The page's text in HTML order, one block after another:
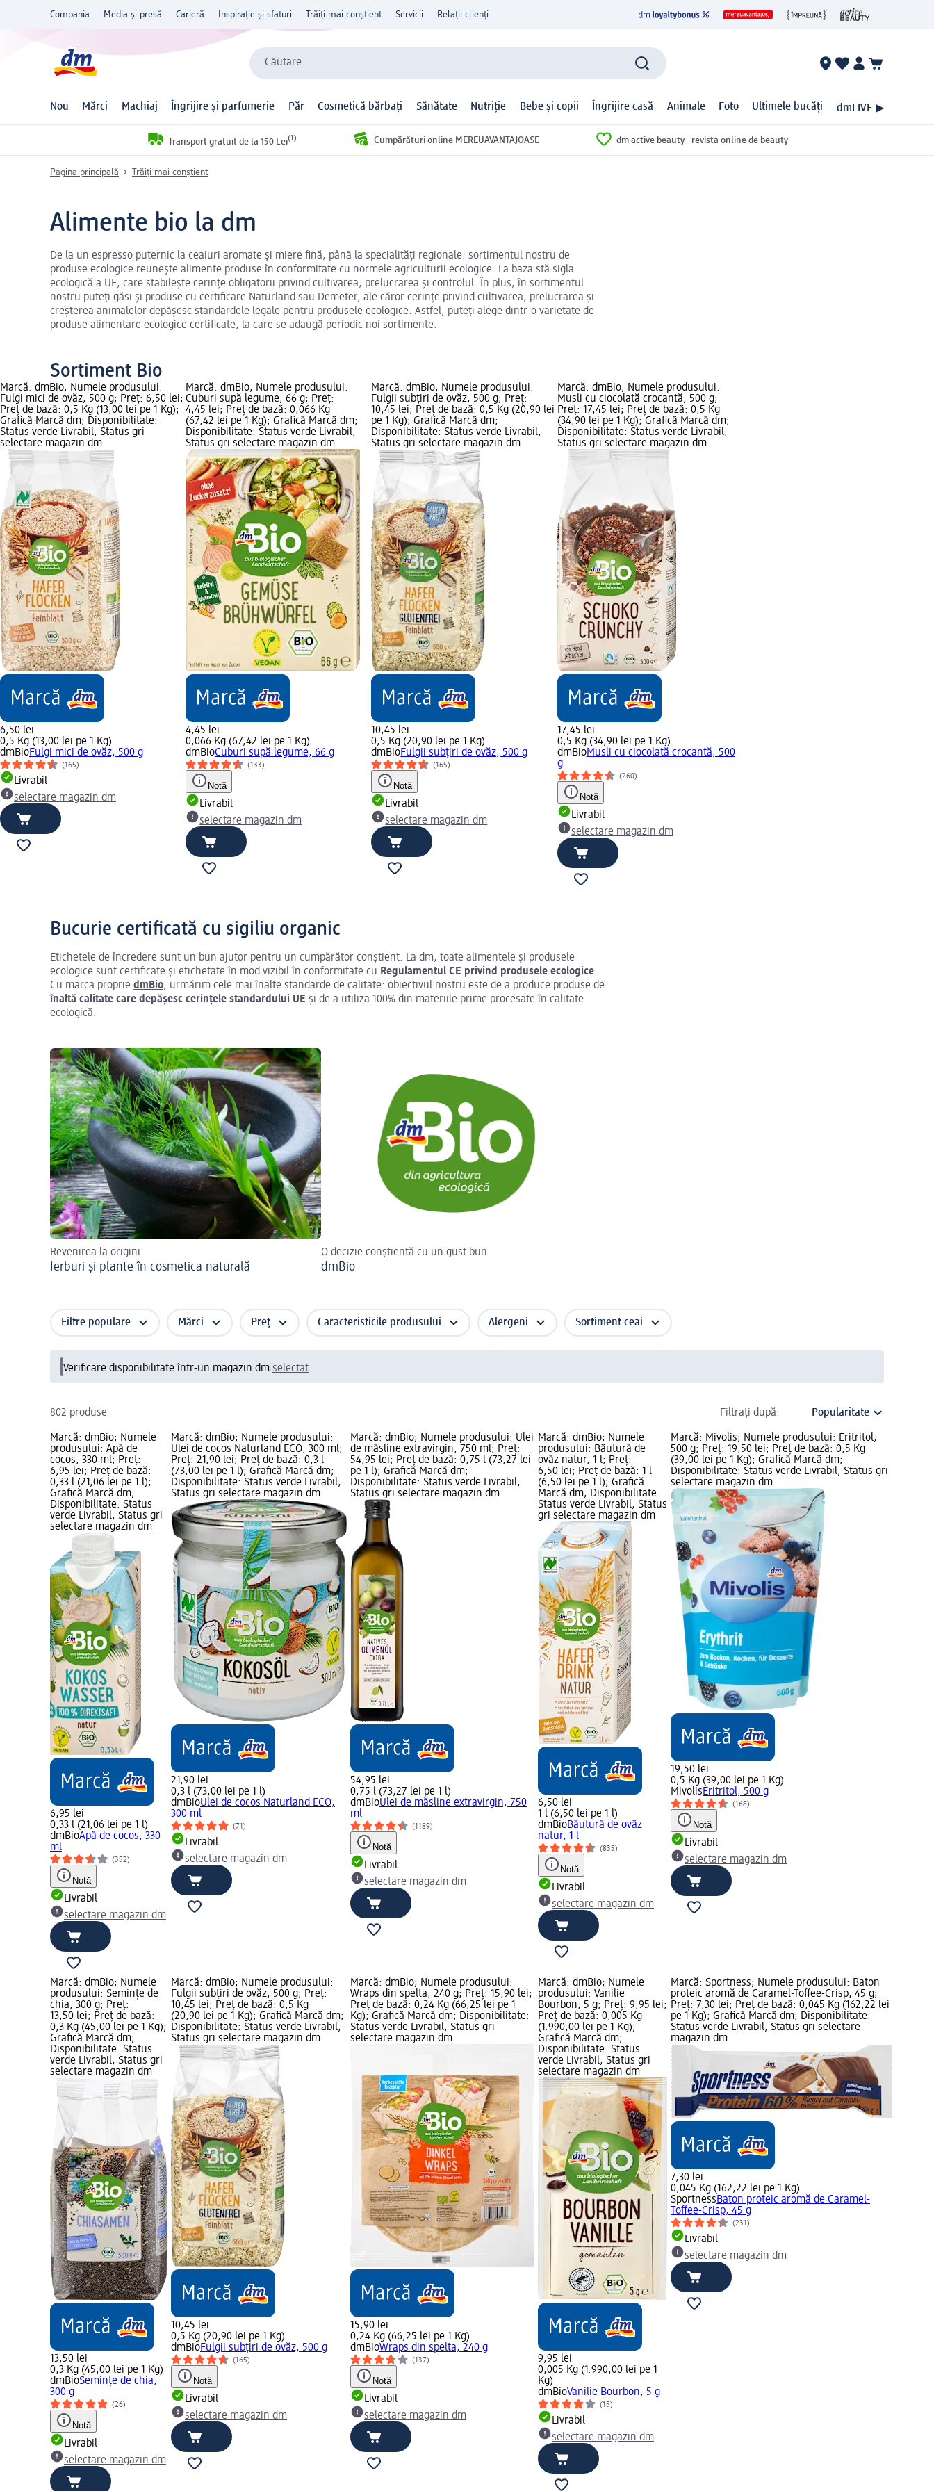
Compania Media și presă Carieră Inspirație și sfaturi Trăiți mai conștient Servicii Relații clienți
Căutare
Nou Mărci Machiaj Îngrijire și parfumerie Păr Cosmetică bărbați Sănătate Nutriție Bebe și copii Îngrijire casă Animale Foto Ultimele bucăți dmLIVE ▶
Transport gratuit de la 150 Lei(1) Cumpărături online MEREUAVANTAJOASE dm active beauty - revista online de beauty
Pagina principală Trăiți mai conștient
Alimente bio la dm
De la un espresso puternic la ceaiuri aromate și miere fină, până la specialități regionale: sortimentul nostru de
produse ecologice reunește alimente produse în conformitate cu normele agriculturii ecologice. La baza stă sigla
ecologică a UE, care stabilește cerințe obligatorii privind cultivarea, prelucrarea și controlul. În plus, în sortimentul
nostru puteți găsi și produse cu certificare Naturland sau Demeter, ale căror cerințe privind cultivarea, prelucrarea și
creșterea animalelor depășesc standardele legale pentru produsele ecologice. Astfel, puteți alege dintr-o varietate de
produse alimentare ecologice certificate, la care se adaugă periodic noi sortimente.
Sortiment Bio
Marcă: dmBio; Numele produsului:
Fulgi mici de ovăz, 500 g; Preț: 6,50 lei;
Preț de bază: 0,5 Kg (13,00 lei pe 1 Kg);
Grafică Marcă dm; Disponibilitate:
Status verde Livrabil, Status gri
selectare magazin dm
6,50 lei
0,5 Kg (13,00 lei pe 1 Kg)
dmBioFulgi mici de ovăz, 500 g
(165)
Livrabil
selectare magazin dm
Marcă: dmBio; Numele produsului:
Cuburi supă legume, 66 g; Preț:
4,45 lei; Preț de bază: 0,066 Kg
(67,42 lei pe 1 Kg); Grafică Marcă dm;
Disponibilitate: Status verde Livrabil,
Status gri selectare magazin dm
4,45 lei
0,066 Kg (67,42 lei pe 1 Kg)
dmBioCuburi supă legume, 66 g
(133)
Notă
Livrabil
selectare magazin dm
Marcă: dmBio; Numele produsului:
Fulgii subțiri de ovăz, 500 g; Preț:
10,45 lei; Preț de bază: 0,5 Kg (20,90 lei
pe 1 Kg); Grafică Marcă dm;
Disponibilitate: Status verde Livrabil,
Status gri selectare magazin dm
10,45 lei
0,5 Kg (20,90 lei pe 1 Kg)
dmBioFulgii subțiri de ovăz, 500 g
(165)
Notă
Livrabil
selectare magazin dm
Marcă: dmBio; Numele produsului:
Musli cu ciocolată crocantă, 500 g;
Preț: 17,45 lei; Preț de bază: 0,5 Kg
(34,90 lei pe 1 Kg); Grafică Marcă dm;
Disponibilitate: Status verde Livrabil,
Status gri selectare magazin dm
17,45 lei
0,5 Kg (34,90 lei pe 1 Kg)
dmBioMusli cu ciocolată crocantă, 500
g
(260)
Notă
Livrabil
selectare magazin dm
Bucurie certificată cu sigiliu organic
Etichetele de încredere sunt un bun ajutor pentru un cumpărător conștient. La dm, toate alimentele și produsele
ecologice sunt certificate și etichetate în mod vizibil în conformitate cu Regulamentul CE privind produsele ecologice.
Cu marca proprie dmBio, urmărim cele mai înalte standarde de calitate: obiectivul nostru este de a produce produse de
înaltă calitate care depășesc cerințele standardului UE și de a utiliza 100% din materiile prime procesate în calitate
ecologică.
Revenirea la origini
Ierburi și plante în cosmetica naturală
O decizie conștientă cu un gust bun
dmBio
Filtre populare Mărci Preț Caracteristicile produsului Alergeni Sortiment ceai
Verificare disponibilitate într-un magazin dm selectat
802 produse Filtrați după:
Marcă: dmBio; Numele
produsului: Apă de
cocos, 330 ml; Preț:
6,95 lei; Preț de bază:
0,33 l (21,06 lei pe 1 l);
Grafică Marcă dm;
Disponibilitate: Status
verde Livrabil, Status gri
selectare magazin dm
6,95 lei
0,33 l (21,06 lei pe 1 l)
dmBioApă de cocos, 330
ml
(352)
Notă
Livrabil
selectare magazin dm
Marcă: dmBio; Numele produsului:
Ulei de cocos Naturland ECO, 300 ml;
Preț: 21,90 lei; Preț de bază: 0,3 l
(73,00 lei pe 1 l); Grafică Marcă dm;
Disponibilitate: Status verde Livrabil,
Status gri selectare magazin dm
21,90 lei
0,3 l (73,00 lei pe 1 l)
dmBioUlei de cocos Naturland ECO,
300 ml
(71)
Livrabil
selectare magazin dm
Marcă: dmBio; Numele produsului: Ulei
de măsline extravirgin, 750 ml; Preț:
54,95 lei; Preț de bază: 0,75 l (73,27 lei
pe 1 l); Grafică Marcă dm;
Disponibilitate: Status verde Livrabil,
Status gri selectare magazin dm
54,95 lei
0,75 l (73,27 lei pe 1 l)
dmBioUlei de măsline extravirgin, 750
ml
(1189)
Notă
Livrabil
selectare magazin dm
Marcă: dmBio; Numele
produsului: Băutură de
ovăz natur, 1 l; Preț:
6,50 lei; Preț de bază: 1 l
(6,50 lei pe 1 l); Grafică
Marcă dm; Disponibilitate:
Status verde Livrabil, Status
gri selectare magazin dm
6,50 lei
1 l (6,50 lei pe 1 l)
dmBioBăutură de ovăz
natur, 1 l
(835)
Notă
Livrabil
selectare magazin dm
Marcă: Mivolis; Numele produsului: Eritritol,
500 g; Preț: 19,50 lei; Preț de bază: 0,5 Kg
(39,00 lei pe 1 Kg); Grafică Marcă dm;
Disponibilitate: Status verde Livrabil, Status gri
selectare magazin dm
19,50 lei
0,5 Kg (39,00 lei pe 1 Kg)
MivolisEritritol, 500 g
(168)
Notă
Livrabil
selectare magazin dm
Marcă: dmBio; Numele
produsului: Semințe de
chia, 300 g; Preț:
13,50 lei; Preț de bază:
0,3 Kg (45,00 lei pe 1 Kg);
Grafică Marcă dm;
Disponibilitate: Status
verde Livrabil, Status gri
selectare magazin dm
13,50 lei
0,3 Kg (45,00 lei pe 1 Kg)
dmBioSemințe de chia,
300 g
(26)
Notă
Livrabil
selectare magazin dm
Marcă: dmBio; Numele produsului:
Fulgii subțiri de ovăz, 500 g; Preț:
10,45 lei; Preț de bază: 0,5 Kg
(20,90 lei pe 1 Kg); Grafică Marcă dm;
Disponibilitate: Status verde Livrabil,
Status gri selectare magazin dm
10,45 lei
0,5 Kg (20,90 lei pe 1 Kg)
dmBioFulgii subțiri de ovăz, 500 g
(165)
Notă
Livrabil
selectare magazin dm
Marcă: dmBio; Numele produsului:
Wraps din spelta, 240 g; Preț: 15,90 lei;
Preț de bază: 0,24 Kg (66,25 lei pe 1
Kg); Grafică Marcă dm; Disponibilitate:
Status verde Livrabil, Status gri
selectare magazin dm
15,90 lei
0,24 Kg (66,25 lei pe 1 Kg)
dmBioWraps din spelta, 240 g
(137)
Notă
Livrabil
selectare magazin dm
Marcă: dmBio; Numele
produsului: Vanilie
Bourbon, 5 g; Preț: 9,95 lei;
Preț de bază: 0,005 Kg
(1.990,00 lei pe 1 Kg);
Grafică Marcă dm;
Disponibilitate: Status
verde Livrabil, Status gri
selectare magazin dm
9,95 lei
0,005 Kg (1.990,00 lei pe 1
Kg)
dmBioVanilie Bourbon, 5 g
(15)
Livrabil
selectare magazin dm
Marcă: Sportness; Numele produsului: Baton
proteic aromă de Caramel-Toffee-Crisp, 45 g;
Preț: 7,30 lei; Preț de bază: 0,045 Kg (162,22 lei
pe 1 Kg); Grafică Marcă dm; Disponibilitate:
Status verde Livrabil, Status gri selectare
magazin dm
7,30 lei
0,045 Kg (162,22 lei pe 1 Kg)
SportnessBaton proteic aromă de Caramel-
Toffee-Crisp, 45 g
(231)
Livrabil
selectare magazin dm